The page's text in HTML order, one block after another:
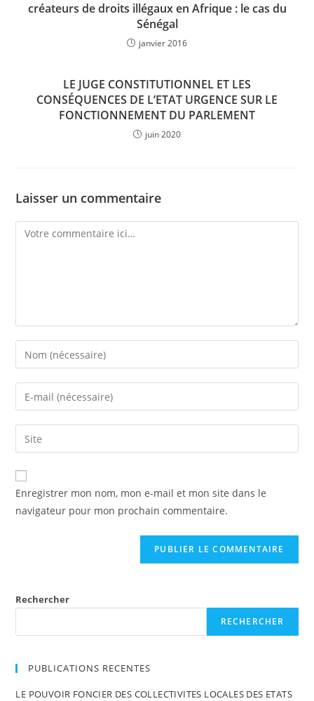
créateurs de droits illégaux en Afrique : le cas du
Sénégal
janvier 2016
LE JUGE CONSTITUTIONNEL ET LES
CONSÉQUENCES DE L’ETAT URGENCE SUR LE
FONCTIONNEMENT DU PARLEMENT
juin 2020
Laisser un commentaire
Enregistrer mon nom, mon e-mail et mon site dans le
navigateur pour mon prochain commentaire.
Rechercher
RECHERCHER
PUBLICATIONS RECENTES
LE POUVOIR FONCIER DES COLLECTIVITES LOCALES DES ETATS